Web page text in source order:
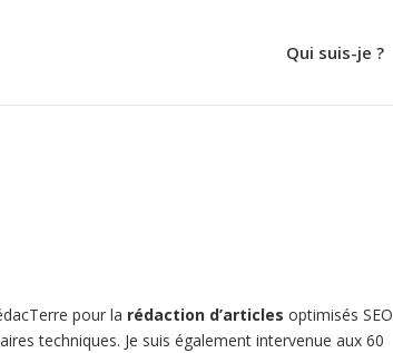
Qui suis-je ?
pour la rédaction d’articles optimisés SEO
techniques. Je suis également intervenue aux 60